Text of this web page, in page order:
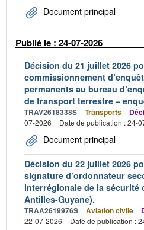
Document principal
Publié le : 24-07-2026
Décision du 21 juillet 2026
commissionnement
permanents au bureau
de transport terrestre –
TRAV2618338S Transports
07-2026
Date de publication : 24-
Document principal
Décision du 22 juillet 2026
signature d’ordonnateur
interrégionale de la sécurité
Antilles-Guyane).
TRAA2619976S Aviation civile
22-07-2026
Date de publication :